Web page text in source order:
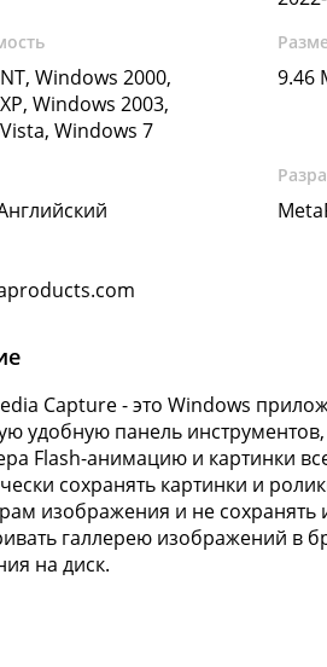
Windows 2000,
Windows 2003,
Windows 7
9.46
Capture - это Windows
удобную панель
Flash-анимацию и картинки
сохранять картинки и
изображения и не
галлерею изображений в
на диск.